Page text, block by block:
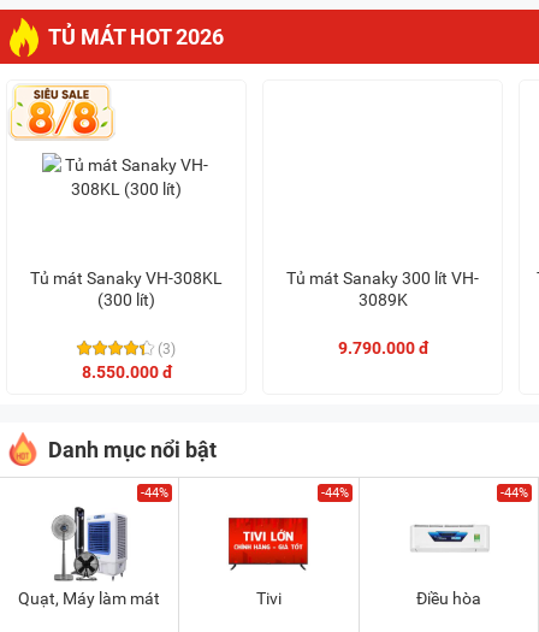
TỦ MÁT HOT 2026
Tủ mát Sanaky VH-308KL
(300 lít)
(3)
8.550.000 đ
Tủ mát Sanaky 300 lít VH-
3089K
9.790.000 đ
Danh mục nổi bật
-44%
Quạt, Máy làm mát
-44%
Tivi
-44%
Điều hòa